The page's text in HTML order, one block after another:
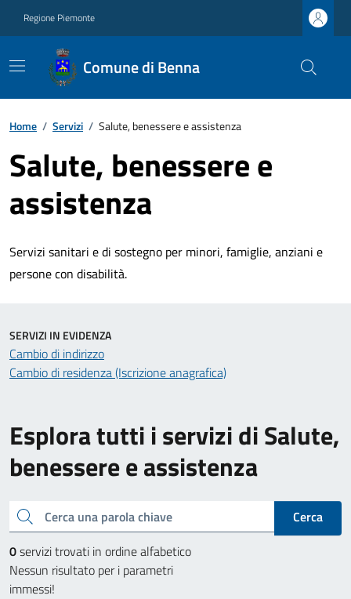
Regione Piemonte
Comune di Benna
Home / Servizi / Salute, benessere e assistenza
Salute, benessere e
assistenza
Servizi sanitari e di sostegno per minori, famiglie, anziani e
persone con disabilità.
Esplora tutti i servizi di Salute,
benessere e assistenza
Cerca una parola chiave
Cerca
0servizi trovati in ordine alfabetico
Nessun risultato per i parametri
immessi!
SERVIZI IN EVIDENZA
Cambio di indirizzo
Cambio di residenza (Iscrizione anagrafica)